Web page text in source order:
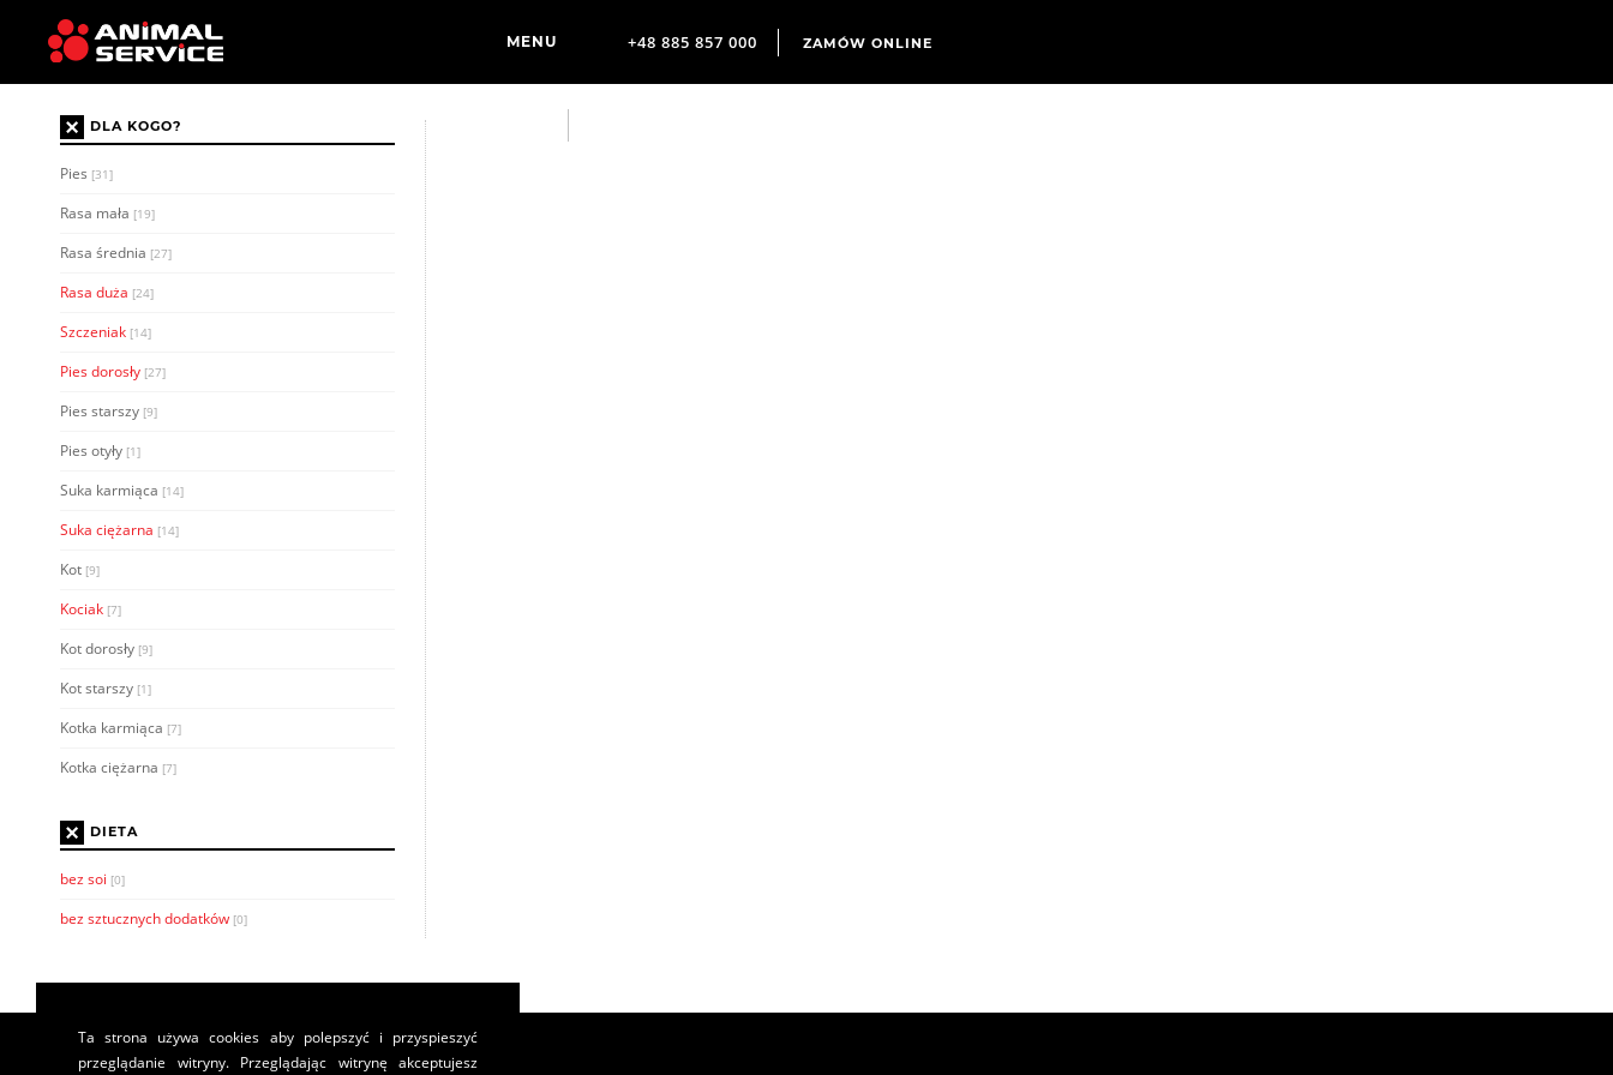
+48 885 857 000 ZAMÓW ONLINE
× DLA KOGO?
Pies [31]
Rasa mała [19]
Rasa średnia [27]
Rasa duża [24]
Szczeniak [14]
Pies dorosły [27]
Pies starszy [9]
Pies otyły [1]
Suka karmiąca [14]
Suka ciężarna [14]
Kot [9]
Kociak [7]
Kot dorosły [9]
Kot starszy [1]
Kotka karmiąca [7]
Kotka ciężarna [7]
× DIETA
bez soi [0]
bez sztucznych dodatków [0]
Ta strona używa cookies aby polepszyć i przyspieszyć
przeglądanie witryny. Przeglądając witrynę akceptujesz